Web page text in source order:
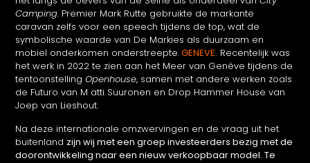
Camping. Premier Mark Rutte gebruikte de markante
caravan zelfs voor een speech tijdens de top, wat de
symbolische waarde van De Markies als duurzaam en
mobiel onderkomen onderstreepte.GENEVE. Recentelijk was
het werk in 2022 te zien aan het Meer van Genève tijdens de
tentoonstellingOpenhouse, samen met andere werken zoals
de Futuro van M atti Suuronen en Drop Hammer House van
Joep van Lieshout.
Na deze internationale omzwervingen en de vraag uit het
buitenland zijn wij met een groep investeerders bezig met de
doorontwikkeling naar een nieuw verkoopbaar model. Te